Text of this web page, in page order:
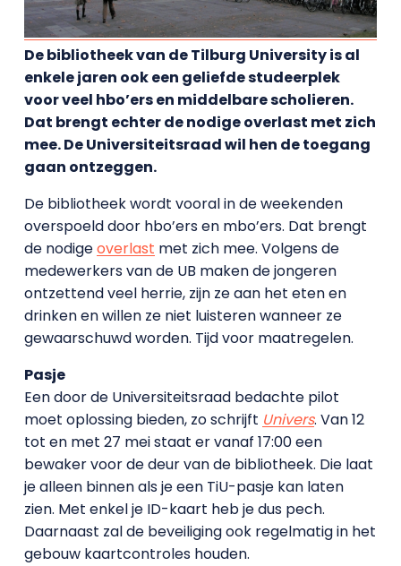
De bibliotheek van de Tilburg University is al
enkele jaren ook een geliefde studeerplek
voor veel hbo’ers en middelbare scholieren.
Dat brengt echter de nodige overlast met zich
mee. De Universiteitsraad wil hen de toegang
gaan ontzeggen.
De bibliotheek wordt vooral in de weekenden
overspoeld door hbo’ers en mbo’ers. Dat brengt
de nodigeoverlast met zich mee. Volgens de
medewerkers van de UB maken de jongeren
ontzettend veel herrie, zijn ze aan het eten en
drinken en willen ze niet luisteren wanneer ze
gewaarschuwd worden. Tijd voor maatregelen.
Pasje
Een door de Universiteitsraad bedachte pilot
moet oplossing bieden, zo schrijft Univers. Van 12
tot en met 27 mei staat er vanaf 17:00 een
bewaker voor de deur van de bibliotheek. Die laat
je alleen binnen als je een TiU-pasje kan laten
zien. Met enkel je ID-kaart heb je dus pech.
Daarnaast zal de beveiliging ook regelmatig in het
gebouw kaartcontroles houden.